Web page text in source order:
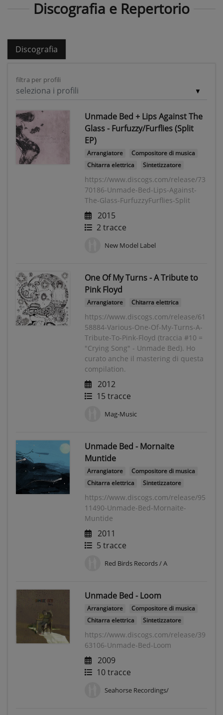
Discografia e Repertorio
Discografia
filtra per profili
seleziona i profili
Unmade Bed + Lips Against The
Glass - Furfuzzy/Furflies (Split
EP)
Arrangiatore
Compositore di musica
Chitarra elettrica
Sintetizzatore
https://www.discogs.com/release/73
70186-Unmade-Bed-Lips-Against-
The-Glass-FurfuzzyFurflies-Split
2015
2 tracce
New Model Label
One Of My Turns - A Tribute to
Pink Floyd
Arrangiatore Chitarra elettrica
https://www.discogs.com/release/61
58884-Various-One-Of-My-Turns-A-
Tribute-To-Pink-Floyd (traccia #10 =
"Crying Song" - Unmade Bed). Ho
curato anche il mastering di questa
compilation.
2012
15 tracce
Mag-Music
Unmade Bed - Mornaite
Muntide
Arrangiatore
Compositore di musica
Chitarra elettrica
Sintetizzatore
https://www.discogs.com/release/95
11490-Unmade-Bed-Mornaite-
Muntide
2011
5 tracce
Red Birds Records / A
Unmade Bed - Loom
Arrangiatore
Compositore di musica
Chitarra elettrica
Sintetizzatore
https://www.discogs.com/release/39
63106-Unmade-Bed-Loom
2009
10 tracce
Seahorse Recordings/